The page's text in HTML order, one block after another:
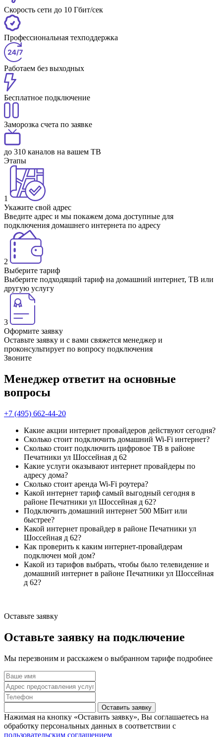
Скорость сети до 10 Гбит/сек
Профессиональная техподдержка
Работаем без выходных
Бесплатное подключение
Заморозка счета по заявке
до 310 каналов на вашем ТВ
Этапы
1
Укажите свой адрес
Введите адрес и мы покажем дома доступные для
подключения домашнего интернета по адресу
2
Выберите тариф
Выберите подходящий тариф на домашний интернет, ТВ или
другую услугу
3
Оформите заявку
Оставьте заявку и с вами свяжется менеджер и
проконсультирует по вопросу подключения
Звоните
Менеджер ответит на основные
вопросы
+7 (495) 662-44-20
Какие акции интернет провайдеров действуют сегодня?
Сколько стоит подключить домашний Wi-Fi интернет?
Сколько стоит подключить цифровое ТВ в районе
Печатники ул Шоссейная д 62
Какие услуги оказывают интернет провайдеры по
адресу дома?
Сколько стоит аренда Wi-Fi роутера?
Какой интернет тариф самый выгодный сегодня в
районе Печатники ул Шоссейная д 62?
Подключить домашний интернет 500 МБит или
быстрее?
Какой интернет провайдер в районе Печатники ул
Шоссейная д 62?
Как проверить к каким интернет-провайдерам
подключен мой дом?
Какой из тарифов выбрать, чтобы было телевидение и
домашний интернет в районе Печатники ул Шоссейная
д 62?
Оставьте заявку
Оставьте заявку на подключение
Мы перезвоним и расскажем о выбранном тарифе подробнее
Оставить заявку
Нажимая на кнопку «Оставить заявку», Вы соглашаетесь на
обработку персональных данных в соответствии с
пользовательским соглашением